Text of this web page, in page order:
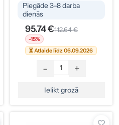
Piegāde 3–8 darba
dienās
95.74 €112.64 €
-15%
⏳ Atlaide līdz 06.09.2026
- +
Ielikt grozā